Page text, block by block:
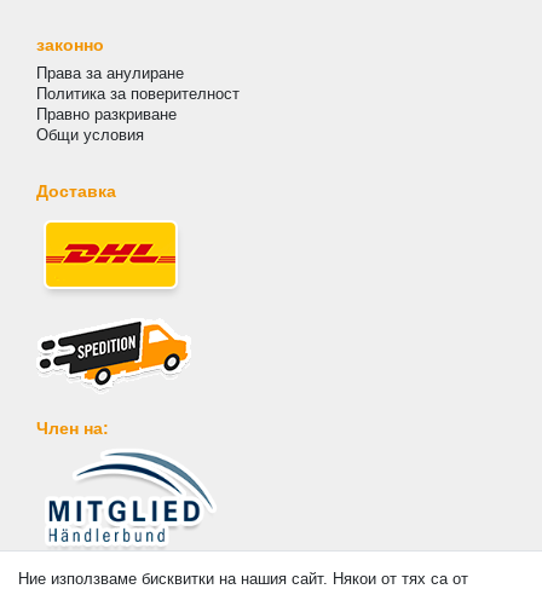
законно
Права за анулиране
Политика за поверителност
Правно разкриване
Общи условия
Доставка
Член на:
Ние използваме бисквитки на нашия сайт. Някои от тях са от